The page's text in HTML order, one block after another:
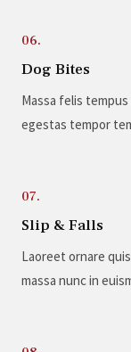
06.
Dog Bites
Massa felis
egestas tempor
07.
Slip & Falls
Laoreet ornare
massa nunc in